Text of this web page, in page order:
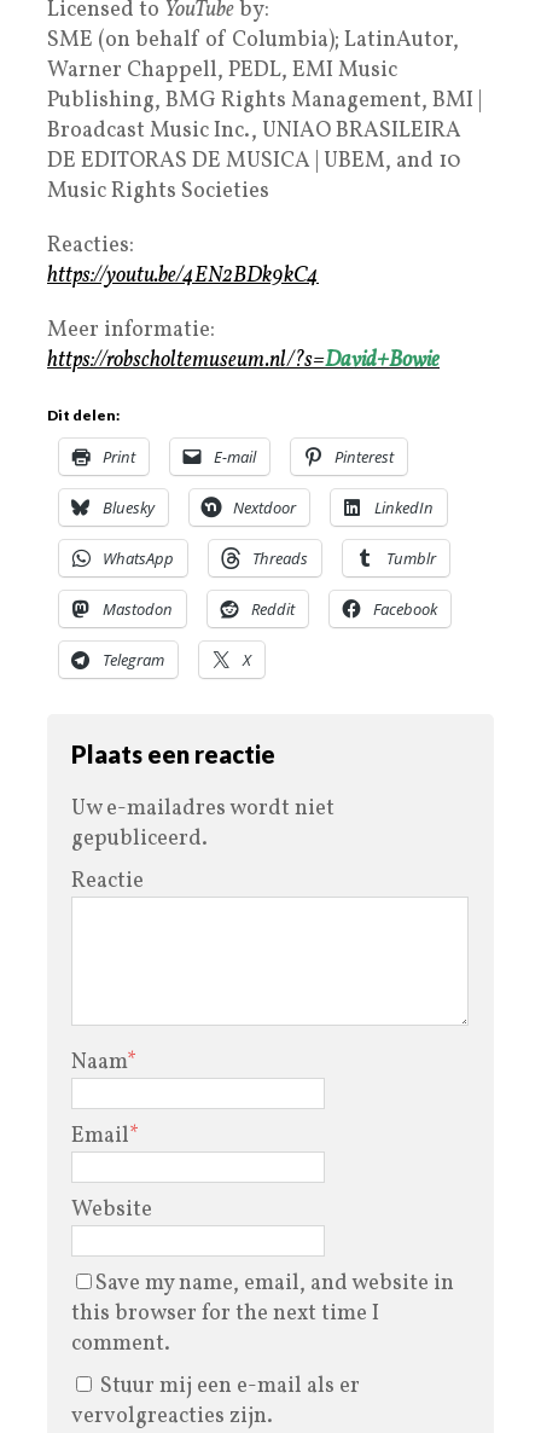
Licensed to YouTubeby:
SME (on behalf of Columbia); LatinAutor,
Warner Chappell, PEDL, EMI Music
Publishing, BMG Rights Management, BMI |
Broadcast Music Inc., UNIAO BRASILEIRA
DE EDITORAS DE MUSICA | UBEM, and 10
Music Rights Societies
Reacties:
https://youtu.be/4EN2BDk9kC4
Meer informatie:
https://robscholtemuseum.nl/?s=David+Bowie
Dit delen:
Print E-mail Pinterest
Bluesky Nextdoor LinkedIn
WhatsApp Threads Tumblr
Mastodon Reddit Facebook
Telegram X
Plaats een reactie
Uw e-mailadres wordt niet
gepubliceerd.
Reactie
Naam*
Email*
Website
Save my name, email, and website in
this browser for the next time I
comment.
Stuur mij een e-mail als er
vervolgreacties zijn.